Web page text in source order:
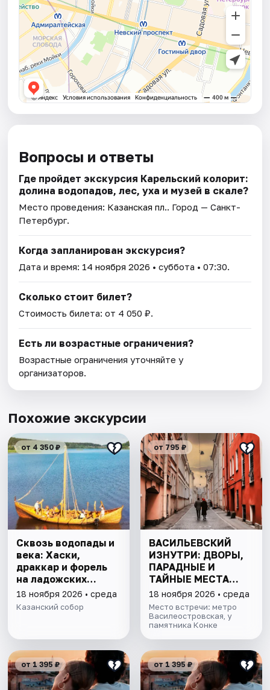
Вопросы и ответы
Где пройдет экскурсия Карельский колорит:
долина водопадов, лес, уха и музей в скале?
Место проведения: Казанская пл.. Город — Санкт-
Петербург.
Когда запланирован экскурсия?
Дата и время: 14 ноября 2026 • суббота • 07:30.
Сколько стоит билет?
Стоимость билета: от 4 050 ₽.
Есть ли возрастные ограничения?
Возрастные ограничения уточняйте у
организаторов.
Похожие экскурсии
от 4 350 ₽
Сквозь водопады и
века: Хаски,
драккар и форель
на ладожских
берегах
18 ноября 2026 • среда
Казанский собор
от 795 ₽
ВАСИЛЬЕВСКИЙ
ИЗНУТРИ: ДВОРЫ,
ПАРАДНЫЕ И
ТАЙНЫЕ МЕСТА
ОСТРОВА
18 ноября 2026 • среда
Место встречи: метро
Василеостровская, у
памятника Конке
от 1 395 ₽ от 1 395 ₽